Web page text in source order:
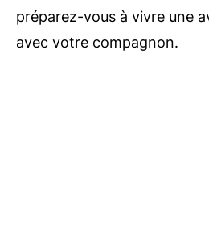
préparez-vous à vivre une
avec votre compagnon.